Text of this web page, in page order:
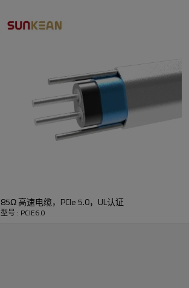
85Ω 高速电缆，PCIe 5.0，UL认证
型号 : PCIE6.0